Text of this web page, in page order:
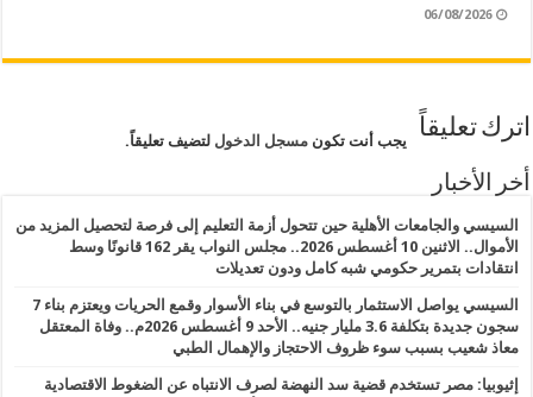
06/08/2026
اترك تعليقاً يجب أنت تكونمسجل الدخول لتضيف تعليقاً.
أخر الأخبار
السيسي والجامعات الأهلية حين تتحول أزمة التعليم إلى فرصة لتحصيل المزيد من
الأموال.. الاثنين 10 أغسطس 2026.. مجلس النواب يقر 162 قانونًا وسط
انتقادات بتمرير حكومي شبه كامل ودون تعديلات
السيسي يواصل الاستثمار بالتوسع في بناء الأسوار وقمع الحريات ويعتزم بناء 7
سجون جديدة بتكلفة 3.6 مليار جنيه.. الأحد 9 أغسطس 2026م.. وفاة المعتقل
معاذ شعيب بسبب سوء ظروف الاحتجاز والإهمال الطبي
إثيوبيا: مصر تستخدم قضية سد النهضة لصرف الانتباه عن الضغوط الاقتصادية